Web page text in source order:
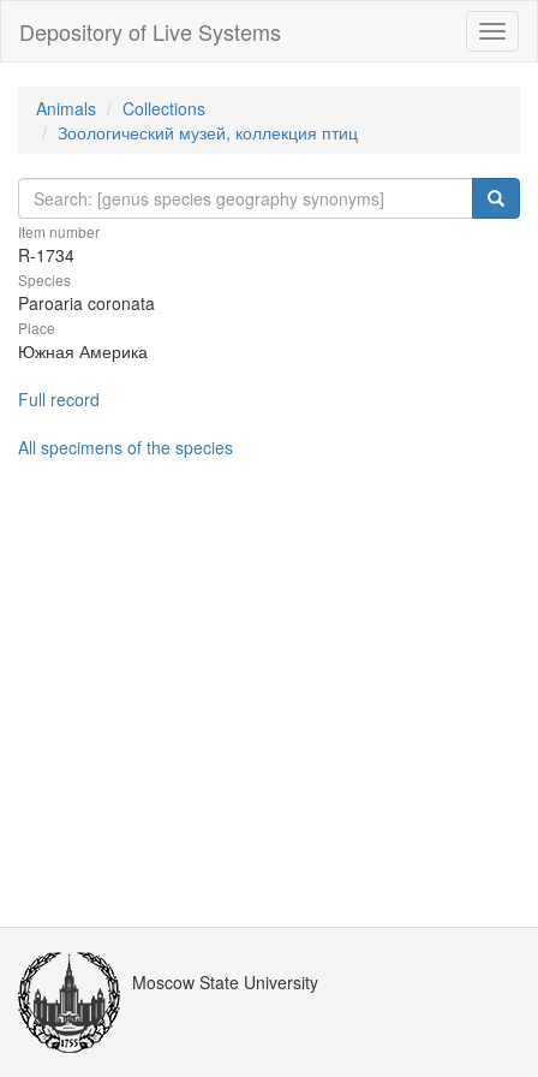
Depository of Live Systems
Animals
Collections
Зоологический музей, коллекция птиц
Item number
R-1734
Species
Paroaria coronata
Place
Южная Америка
Full record
All specimens of the species
Moscow State University